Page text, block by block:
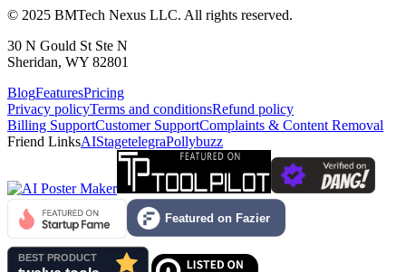
© 2025 BMTech Nexus LLC. All rights reserved.
30 N Gould St Ste N
Sheridan, WY 82801
BlogFeaturesPricing
Privacy policyTerms and conditionsRefund policy
Billing SupportCustomer SupportComplaints & Content Removal
Friend LinksAIStagetelegraPollybuzz